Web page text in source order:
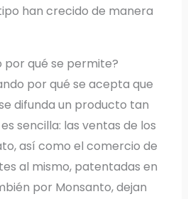
han crecido de manera
por qué se permite?
por qué se acepta que
difunda un producto tan
sencilla: las ventas de los
así como el comercio de
al mismo, patentadas en
por Monsanto, dejan